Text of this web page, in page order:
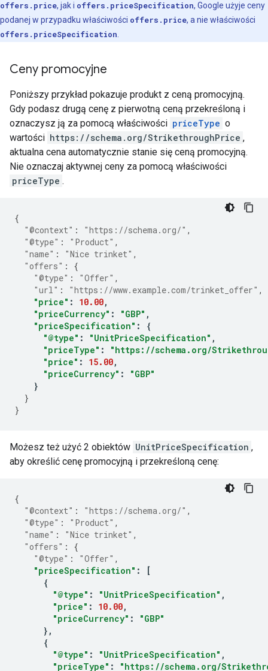
offers.price, jak i offers.priceSpecification, Google użyje ceny
podanej w przypadku właściwości offers.price, a nie właściwości
offers.priceSpecification
Ceny promocyjne
Poniższy przykład pokazuje produkt z ceną promocyjną.
Gdy podasz drugą cenę z pierwotną ceną przekreśloną i
oznaczysz ją za pomocą właściwości priceType o
wartości https://schema.org/StrikethroughPrice ,
aktualna cena automatycznie stanie się ceną promocyjną.
Nie oznaczaj aktywnej ceny za pomocą właściwości
priceType .
{
"@context" : "https://schema.org/" ,
"@type" : "Product" ,
"name" : "Nice trinket" ,
"offers" :
{
"@type" : "Offer" ,
"url" : "https://www.example.com/trinket_offer" ,
"price" : 10.00,
"priceCurrency" : "GBP" ,
"priceSpecification" :
{
"@type" : "UnitPriceSpecification" ,
"priceType" :
"https://schema.org/
"price" : 15.00,
"priceCurrency" :
"GBP"
}
}
}
Możesz też użyć 2 obiektów UnitPriceSpecification ,
aby określić cenę promocyjną i przekreśloną cenę:
{
"@context" : "https://schema.org/" ,
"@type" : "Product" ,
"name" : "Nice trinket" ,
"offers" :
{
"@type" : "Offer" ,
"priceSpecification" :
[
{
"@type" : "UnitPriceSpecification" ,
"price" : 10.00,
"priceCurrency" :
"GBP"
},
{
"@type" : "UnitPriceSpecification" ,
"priceType" : "https://schema.org/